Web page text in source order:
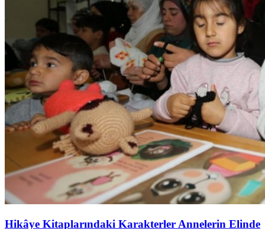
Hikâye Kitaplarındaki Karakterler Annelerin Elinde